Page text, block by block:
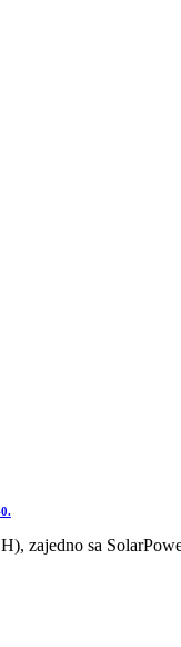
zajedno sa